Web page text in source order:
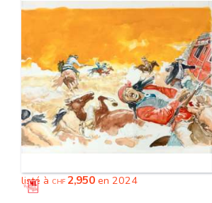
listé à CHF 2,950en 2024